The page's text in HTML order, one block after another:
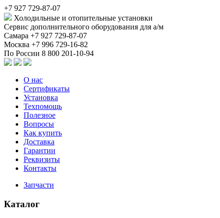
+7 927 729-87-07
Холодильные и отопительные установки
Сервис дополнительного оборудования для а/м
Самара +7 927 729-87-07
Москва +7 996 729-16-82
По России 8 800 201-10-94
О нас
Сертификаты
Установка
Техпомощь
Полезное
Вопросы
Как купить
Доставка
Гарантии
Реквизиты
Контакты
Запчасти
Каталог